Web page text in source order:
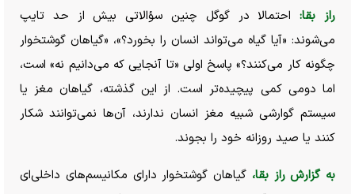
راز بقا:احتمالا در گوگل چنین سؤالاتی بیش از حد تایپ
می‌شوند: «آیا گیاه می‌تواند انسان را بخورد؟»، «گیاهان گوشتخوار
چگونه کار می‌کنند؟» پاسخ اولی «تا آنجایی که می‌دانیم نه» است،
اما دومی کمی پیچیده‌تر است. از این گذشته، گیاهان مغز یا
سیستم گوارشی شبیه مغز انسان ندارند، آن‌ها نمی‌توانند شکار
کنند یا صید روزانه خود را بجوند.
به گزارش راز بقا، گیاهان گوشتخوار دارای مکانیسم‌های داخلی‌ای